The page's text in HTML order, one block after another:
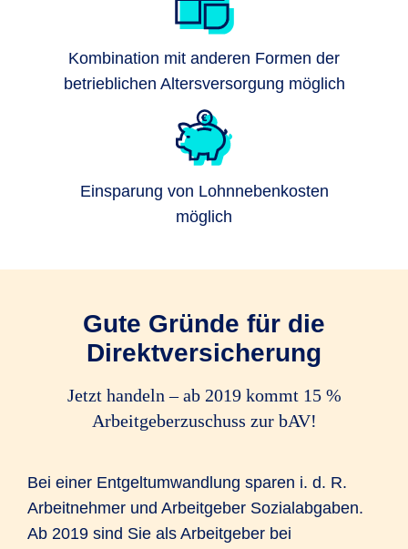
Kombination mit anderen Formen der
betrieblichen Altersversorgung möglich
Einsparung von Lohnnebenkosten
möglich
Gute Gründe für die
Direktversicherung
Jetzt handeln – ab 2019 kommt 15 %
Arbeitgeberzuschuss zur bAV!
Bei einer Entgeltumwandlung sparen i. d. R.
Arbeitnehmer und Arbeitgeber Sozialabgaben.
Ab 2019 sind Sie als Arbeitgeber bei